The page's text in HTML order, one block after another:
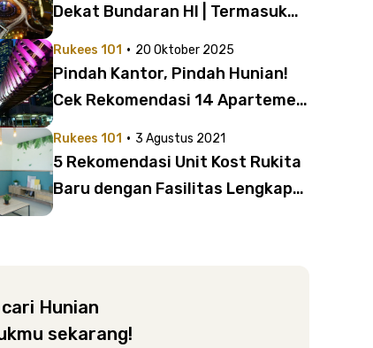
Dekat Bundaran HI | Termasuk
Menteng
Rukees 101 · 20 Oktober 2025
Pindah Kantor, Pindah Hunian!
Cek Rekomendasi 14 Apartemen
Mega Kuningan – Thamrin
Rukees 101 · 3 Agustus 2021
5 Rekomendasi Unit Kost Rukita
Baru dengan Fasilitas Lengkap
Hunian
sekarang!